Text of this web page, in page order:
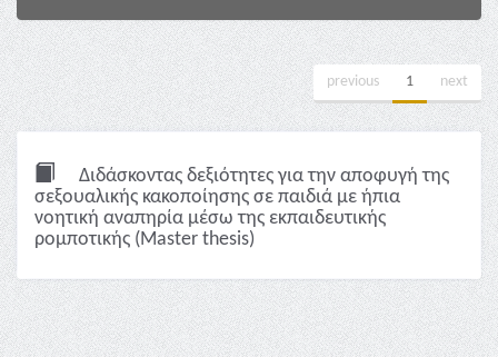
previous 1 next
Διδάσκοντας δεξιότητες για την αποφυγή της
σεξουαλικής κακοποίησης σε παιδιά με ήπια
νοητική αναπηρία μέσω της εκπαιδευτικής
ρομποτικής (Master thesis)